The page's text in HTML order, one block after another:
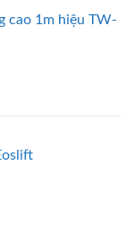
cao 1m hiệu TW-